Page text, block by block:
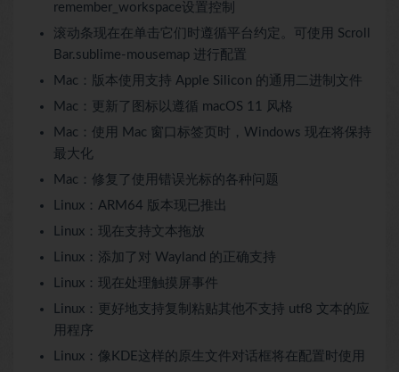
remember_workspace设置控制
滚动条现在在单击它们时遵循平台约定。可使用 Scroll
Bar.sublime-mousemap 进行配置
Mac：版本使用支持 Apple Silicon 的通用二进制文件
Mac：更新了图标以遵循 macOS 11 风格
Mac：使用 Mac 窗口标签页时，Windows 现在将保持
最大化
Mac：修复了使用错误光标的各种问题
Linux：ARM64 版本现已推出
Linux：现在支持文本拖放
Linux：添加了对 Wayland 的正确支持
Linux：现在处理触摸屏事件
Linux：更好地支持复制粘贴其他不支持 utf8 文本的应
用程序
Linux：像KDE这样的原生文件对话框将在配置时使用